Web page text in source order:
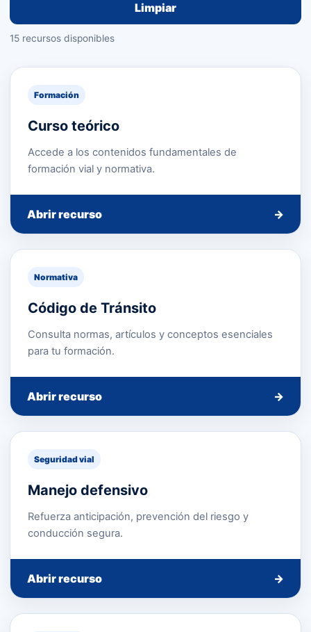
Limpiar
15 recursos disponibles
Formación
Curso teórico
Accede a los contenidos fundamentales de
formación vial y normativa.
Abrir recurso →
Normativa
Código de Tránsito
Consulta normas, artículos y conceptos esenciales
para tu formación.
Abrir recurso →
Seguridad vial
Manejo defensivo
Refuerza anticipación, prevención del riesgo y
conducción segura.
Abrir recurso →